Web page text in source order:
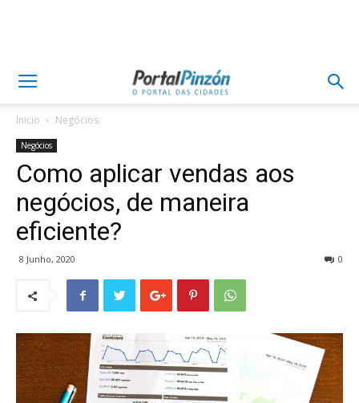
Inicio Negócios
Negócios
Como aplicar vendas aos
negócios, de maneira
eficiente?
8 Junho, 2020 0